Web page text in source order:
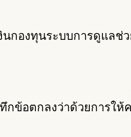
กองทุนระบบการดูแลช่
ข้อตกลงว่าด้วยการให้